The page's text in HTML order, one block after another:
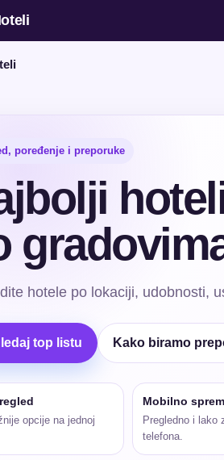
poređenje i preporuke
hotele po lokaciji, udobnosti,
top listu Kako biramo
opcije na jednoj
Mobilno
Pregledno i lako
telefona.